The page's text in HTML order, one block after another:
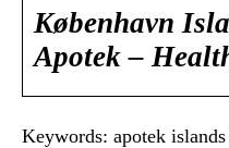
København
Apotek –
Keywords: apotek